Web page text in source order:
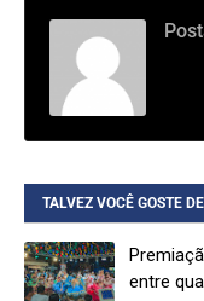
TALVEZ VOCÊ GOSTE
entre